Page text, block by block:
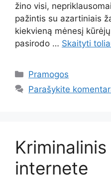
žino visi,
pažintis su azartiniais
kiekvieną mėnesį
pasirodo … Skaityti
Kategorijos
Pramogos
Parašykite
internete